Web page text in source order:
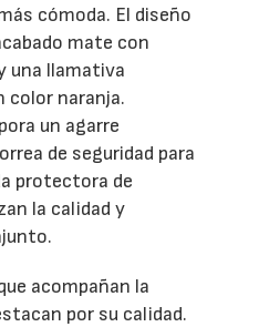
cómoda. El diseño
mate con
una llamativa
color naranja.
un agarre
de seguridad para
protectora de
la calidad y
acompañan la
por su calidad.